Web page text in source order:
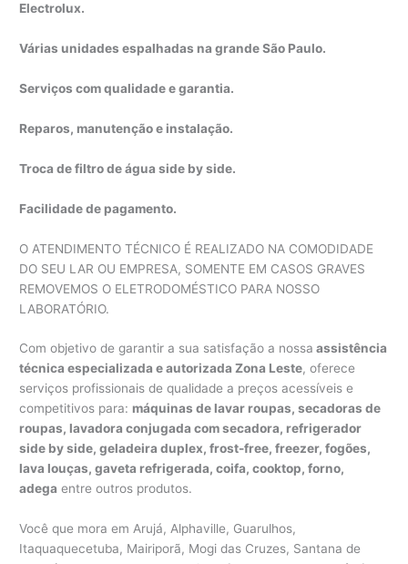
Electrolux.
Várias unidades espalhadas na grande São Paulo.
Serviços com qualidade e garantia.
Reparos, manutenção e instalação.
Troca de filtro de água side by side.
Facilidade de pagamento.
O ATENDIMENTO TÉCNICO É REALIZADO NA COMODIDADE
DO SEU LAR OU EMPRESA, SOMENTE EM CASOS GRAVES
REMOVEMOS O ELETRODOMÉSTICO PARA NOSSO
LABORATÓRIO.
Com objetivo de garantir a sua satisfação a nossa assistência
técnica especializada e autorizada Zona Leste, oferece
serviços profissionais de qualidade a preços acessíveis e
competitivos para: máquinas de lavar roupas, secadoras de
roupas, lavadora conjugada com secadora, refrigerador
side by side, geladeira duplex, frost-free, freezer, fogões,
lava louças, gaveta refrigerada, coifa, cooktop, forno,
adega entre outros produtos.
Você que mora em Arujá, Alphaville, Guarulhos,
Itaquaquecetuba, Mairiporã, Mogi das Cruzes, Santana de